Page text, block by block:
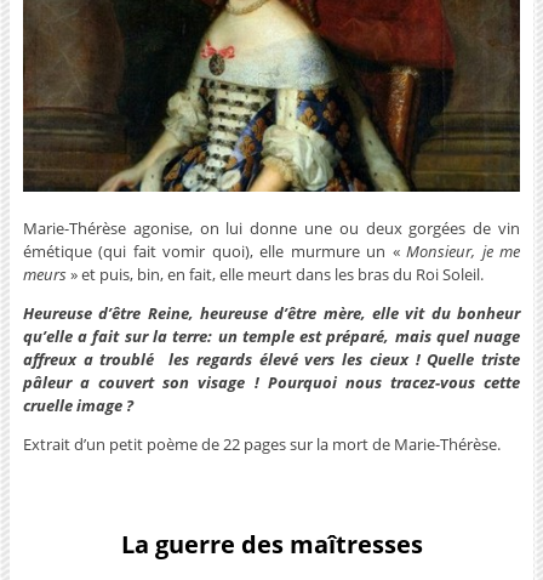
Marie-Thérèse agonise, on lui donne une ou deux gorgées de vin
émétique (qui fait vomir quoi), elle murmure un «Monsieur, je me
meurs» et puis, bin, en fait, elle meurt dans les bras du Roi Soleil.
Heureuse d’être Reine, heureuse d’être mère, elle vit du bonheur
qu’elle a fait sur la terre: un temple est préparé, mais quel nuage
affreux a troublé les regards élevé vers les cieux ! Quelle triste
pâleur a couvert son visage ! Pourquoi nous tracez-vous cette
cruelle image ?
Extrait d’un petit poème de 22 pages sur la mort de Marie-Thérèse.
La guerre des maîtresses